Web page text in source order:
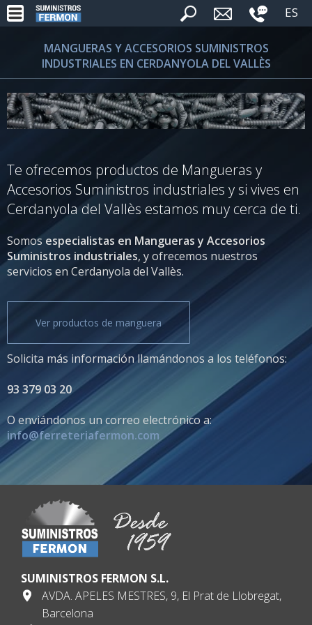
ES
MANGUERAS Y ACCESORIOS SUMINISTROS
INDUSTRIALES EN CERDANYOLA DEL VALLÈS
Te ofrecemos productos de Mangueras y
Accesorios Suministros industriales y si vives en
Cerdanyola del Vallès estamos muy cerca de ti.
Somos especialistas en Mangueras y Accesorios
Suministros industriales, y ofrecemos nuestros
servicios en Cerdanyola del Vallès.
Ver productos de manguera
Solicita más información llamándonos a los teléfonos:
93 379 03 20
O enviándonos un correo electrónico a:
info@ferreteriafermon.com
SUMINISTROS FERMON S.L.
AVDA. APELES MESTRES, 9, El Prat de Llobregat,
Barcelona